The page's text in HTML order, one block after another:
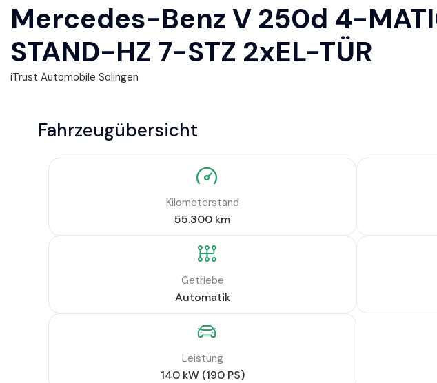
Mercedes-Benz V 250d 4-
STAND-HZ 7-STZ 2xEL-TÜR
iTrust Automobile Solingen
Fahrzeugübersicht
Kilometerstand
55.300 km
Getriebe
Automatik
Leistung
140 kW (190 PS)